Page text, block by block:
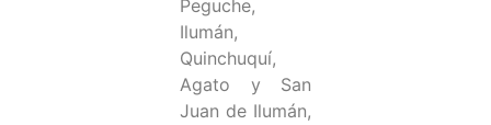
Peguche,
Ilumán,
Quinchuquí,
Agato y San
Juan de Ilumán,